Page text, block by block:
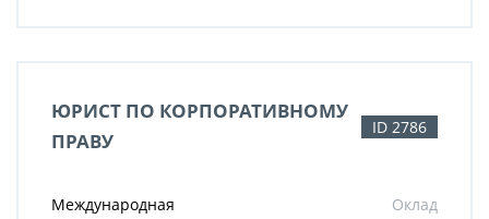
ЮРИСТ ПО КОРПОРАТИВНОМУ
ПРАВУ
ID 2786
Международная
Оклад